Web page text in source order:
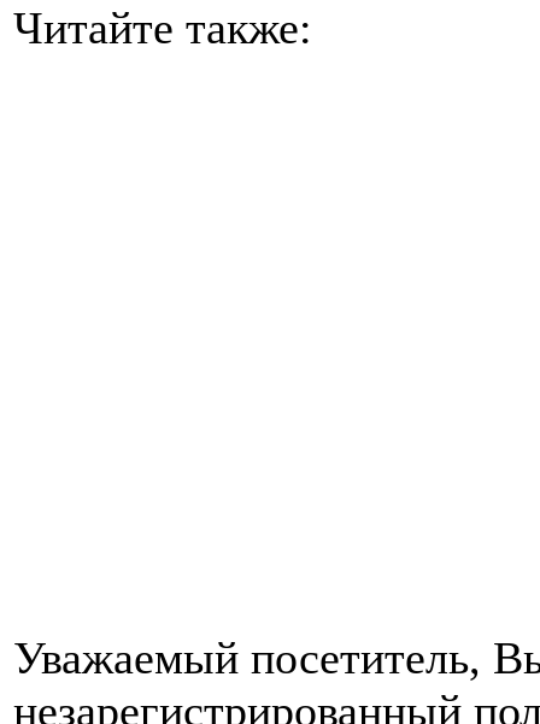
Читайте также:
Уважаемый посетитель,
незарегистрированный